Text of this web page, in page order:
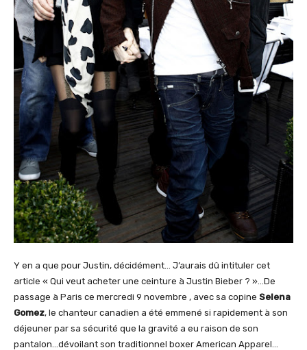
Y en a que pour Justin, décidément… J’aurais dû intituler cet
article « Qui veut acheter une ceinture à Justin Bieber ? »…De
passage à Paris ce mercredi 9 novembre , avec sa copine Selena
Gomez, le chanteur canadien a été emmené si rapidement à son
déjeuner par sa sécurité que la gravité a eu raison de son
pantalon…dévoilant son traditionnel boxer American Apparel…